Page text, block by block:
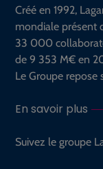
Créé en 1992,
mondiale présent
33 000
de 9 353 M€ en
Le Groupe repose
En savoir plus
Suivez le groupe